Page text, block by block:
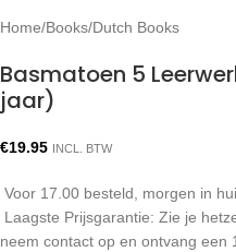
Home/Books/Dutch Books
Basmatoen 5
jaar)
€19.95 INCL. BTW
Voor 17.00 besteld, morgen in
Laagste Prijsgarantie: Zie je
neem contact op en ontvang een